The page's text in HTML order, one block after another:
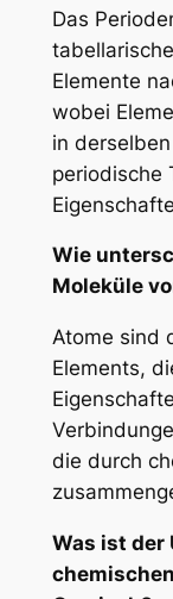
Das
Elemente
wobei
in
periodische
Wie
Moleküle
Atome sind
Elements,
die durch
Was ist der